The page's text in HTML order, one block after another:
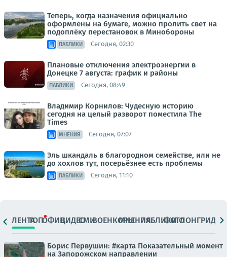
Теперь, когда назначения официально
оформлены на бумаге, можно пролить свет на
подоплёку перестановок в Минобороны
ПАБЛИКИ Сегодня, 02:30
Плановые отключения электроэнергии в
Донецке 7 августа: график и районы
ПАБЛИКИ Сегодня, 08:49
Владимир Корнилов: Чудесную историю
сегодня на целый разворот поместила The
Times
МНЕНИЯ Сегодня, 07:07
Эль шкандаль в благородном семействе, или не
до хохлов тут, посерьёзнее есть проблемы
ПАБЛИКИ Сегодня, 11:10
ЛЕНТАТОПОФИЦ.ВИДЕОСМИВОЕНКОРЫМНЕНИЯПАБЛИКИ
ФОТОЛОНГРИДЫ
Борис Первушин: #карта Показательный момент
на Запорожском направлении